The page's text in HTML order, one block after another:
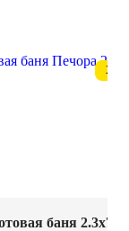
ХИТ
баня 2.3x7